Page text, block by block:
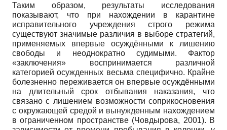
Таким образом, результаты исследования
показывают, что при нахождении в карантине
исправительного учреждения строго режима
существуют значимые различия в выборе стратегий,
применяемых впервые осуждёнными к лишению
свободы и неоднократно судимыми. Фактор
«заключения» воспринимается различной
категорией осужденных весьма специфично. Крайне
болезненно переживается он впервые осуждёнными
на длительный срок отбывания наказания, что
связано с лишением возможности соприкосновения
с окружающей средой и вынужденным нахождением
в ограниченном пространстве (Човдырова, 2001). В